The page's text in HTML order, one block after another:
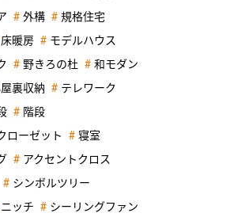
外構 規格住宅
床暖房 モデルハウス
野きろの杜 和モダン
裏収納 テレワーク
階段
ローゼット 寝室
アクセントクロス
シンボルツリー
ニッチ シーリングファン